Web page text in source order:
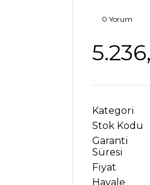
0 Yorum
Kategori
Stok Kodu
Garanti
Süresi
Fiyat
Havale